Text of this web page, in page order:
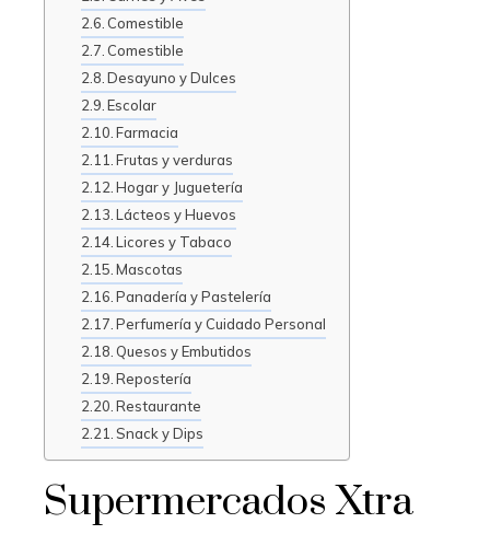
Comestible
Comestible
Desayuno y Dulces
Escolar
Farmacia
Frutas y verduras
Hogar y Juguetería
Lácteos y Huevos
Licores y Tabaco
Mascotas
Panadería y Pastelería
Perfumería y Cuidado Personal
Quesos y Embutidos
Repostería
Restaurante
Snack y Dips
Supermercados Xtra